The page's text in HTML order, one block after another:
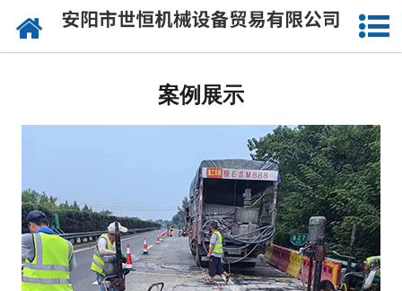
网站首页
成功案例
设备实力
施工视频
案例展示